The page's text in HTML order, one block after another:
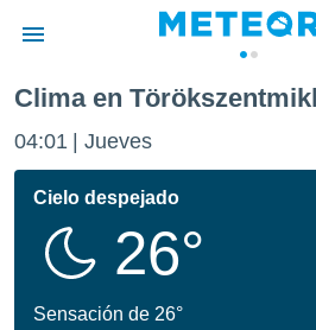
de
ha sido
calidad.
a este
Clima en
04:01 Jueves
Cielo despejado
26°
Sensación de 26°